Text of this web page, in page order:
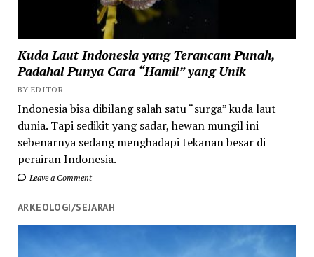
Kuda Laut Indonesia yang Terancam Punah,
Padahal Punya Cara “Hamil” yang Unik
BY EDITOR
Indonesia bisa dibilang salah satu “surga” kuda laut
dunia. Tapi sedikit yang sadar, hewan mungil ini
sebenarnya sedang menghadapi tekanan besar di
perairan Indonesia.
Leave a Comment
ARKEOLOGI/SEJARAH